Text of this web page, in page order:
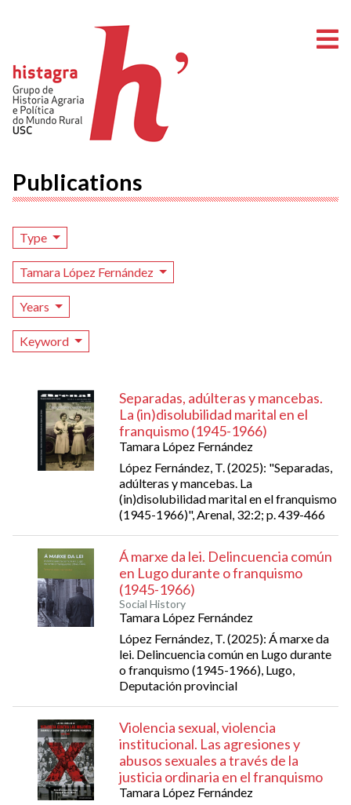
Publications
Type
Tamara López Fernández
Years
Keyword
Separadas, adúlteras y mancebas.
La (in)disolubilidad marital en el
franquismo (1945-1966)
Tamara López Fernández
López Fernández, T. (2025): "Separadas,
adúlteras y mancebas. La
(in)disolubilidad marital en el franquismo
(1945-1966)", Arenal, 32:2; p. 439-466
Á marxe da lei. Delincuencia común
en Lugo durante o franquismo
(1945-1966)
Social History
Tamara López Fernández
López Fernández, T. (2025): Á marxe da
lei. Delincuencia común en Lugo durante
o franquismo (1945-1966), Lugo,
Deputación provincial
Violencia sexual, violencia
institucional. Las agresiones y
abusos sexuales a través de la
justicia ordinaria en el franquismo
Tamara López Fernández